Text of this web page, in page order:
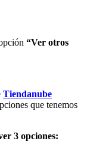
“Ver otros
Tiendanube
que tenemos
3 opciones: